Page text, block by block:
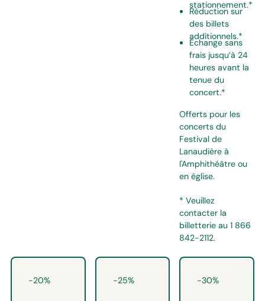
stationnement.*
Réduction sur
des billets
additionnels.*
Échange sans
frais jusqu’à 24
heures avant la
tenue du
concert.*
Offerts pour les
concerts du
Festival de
Lanaudière à
l'Amphithéâtre ou
en église.
* Veuillez
contacter la
billetterie au 1 866
842-2112.
-20% -25% -30%